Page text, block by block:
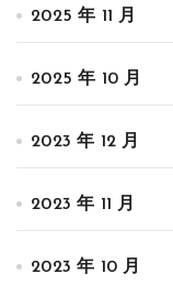
2025 年 11 月
2025 年 10 月
2023 年 12 月
2023 年 11 月
2023 年 10 月